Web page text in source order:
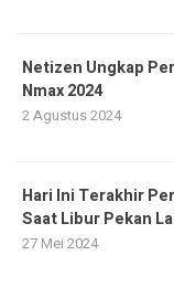
Netizen Ungkap
Nmax 2024
2 Agustus 2024
Hari Ini Terakhir
Saat Libur Pekan
27 Mei 2024